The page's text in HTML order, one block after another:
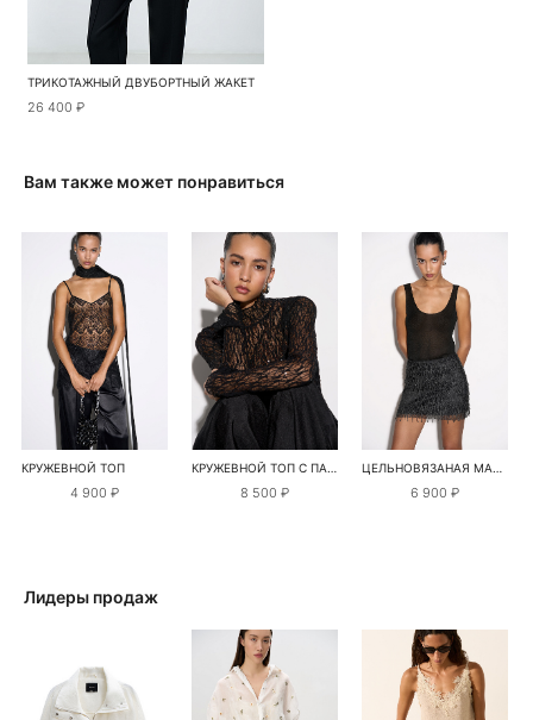
ТРИКОТАЖНЫЙ ДВУБОРТНЫЙ ЖАКЕТ
26 400 ₽
Вам также может понравиться
КРУЖЕВНОЙ ТОП
4 900 ₽
КРУЖЕВНОЙ ТОП С ПАЙЕТКАМИ
8 500 ₽
ЦЕЛЬНОВЯЗАНАЯ МАЙКА С ЛЮРЕКСОМ
6 900 ₽
Лидеры продаж